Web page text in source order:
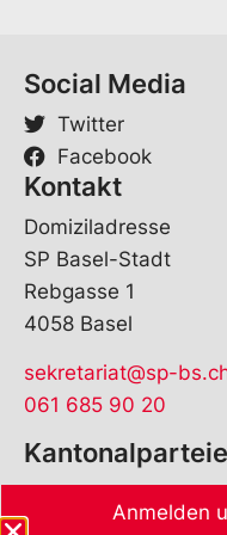
Social Media
Twitter
Facebook
Kontakt
Domiziladresse
SP Basel-Stadt
Rebgasse 1
4058 Basel
sekretariat@sp-
061 685 90 20
Anmelden